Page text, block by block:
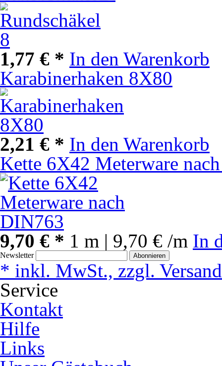
1,77 € * In den Warenkorb
Karabinerhaken 8X80
2,21 € * In den Warenkorb
Kette 6X42 Meterware
9,70 € * 1 m | 9,70 € /m In
Newsletter Abonnieren
* inkl. MwSt., zzgl.
Service
Kontakt
Hilfe
Links